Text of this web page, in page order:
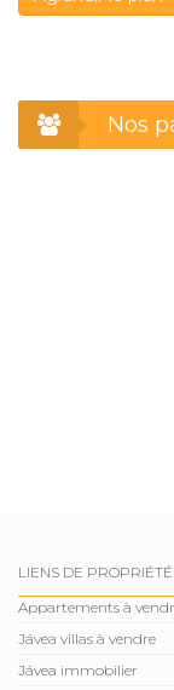
Nos
LIENS DE PROPRIÉTÉ
Appartements à
Jávea villas à vendre
Jávea immobilier